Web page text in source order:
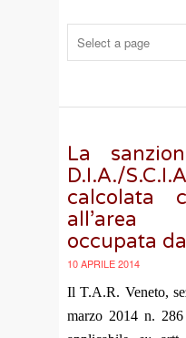
La
D.I.A./
calcolata
all’area
occupata
10 APRILE 2014
Il T.A.R. Veneto,
marzo 2014 n.